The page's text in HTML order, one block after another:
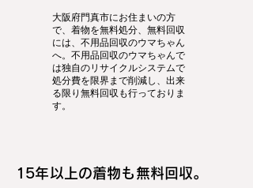
大阪府門真市にお住まいの方
で、着物を無料処分、無料回収
には、不用品回収のウマちゃん
へ。不用品回収のウマちゃんで
は独自のリサイクルシステムで
処分費を限界まで削減し、出来
る限り無料回収も行っておりま
す。
15年以上の着物も無料回収。